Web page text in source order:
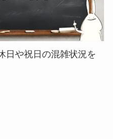
日や祝日の混雑状況を